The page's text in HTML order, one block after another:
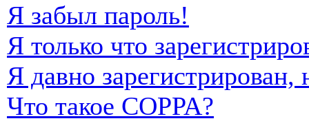
Я забыл пароль!
Я только что
Я давно
Что такое COPPA?